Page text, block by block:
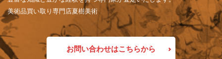
美術品買い取り専門店夏樹美術
お問い合わせはこちらから